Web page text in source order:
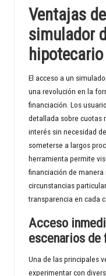
Ventajas
simulador
El acceso a un
una revolución en la
financiación. Los
detallada sobre cuotas
interés sin necesidad
someterse a largos
herramienta permite
financiación de
circunstancias
transparencia en cada
Acceso
escenarios de
Una de las principales
experimentar con